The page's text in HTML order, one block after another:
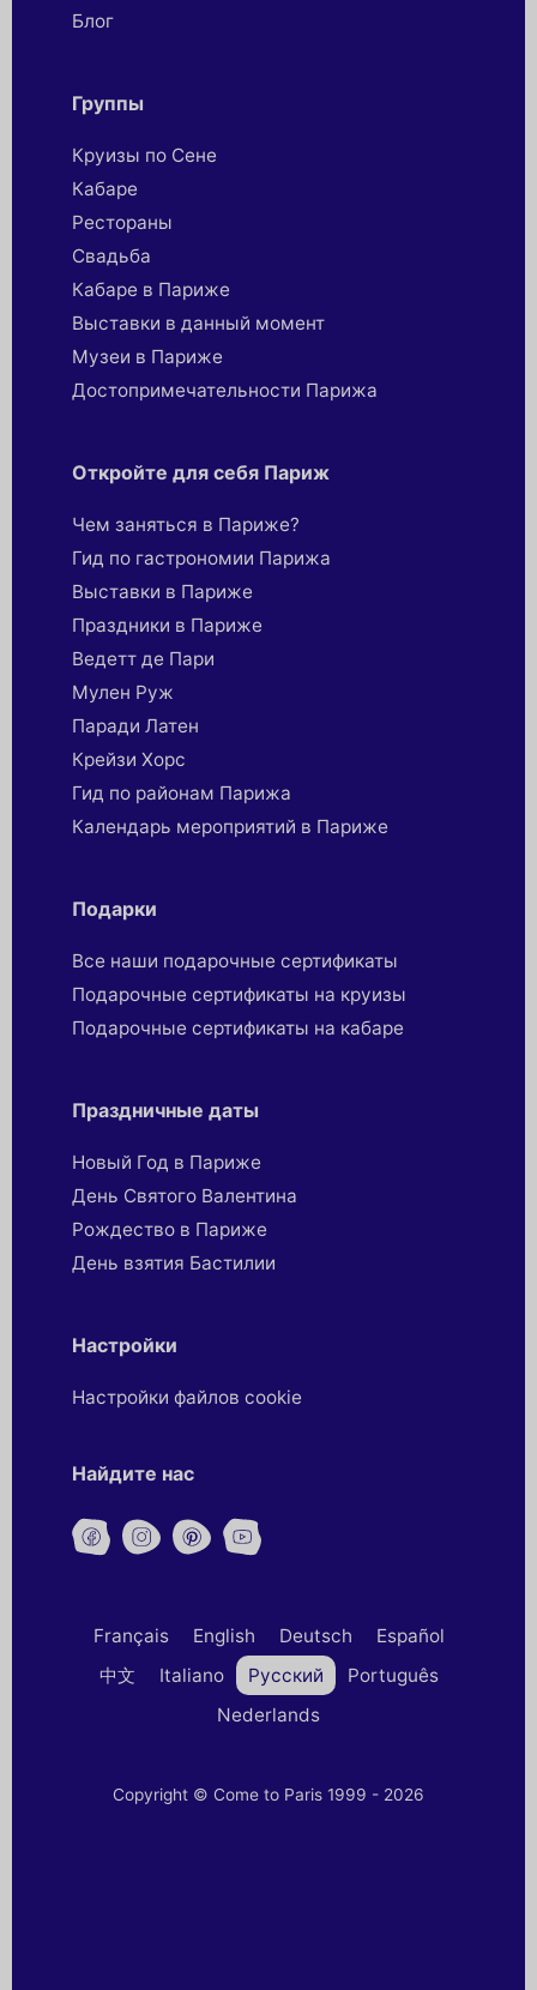
Блог
Группы
Круизы по Сене
Кабаре
Рестораны
Свадьба
Кабаре в Париже
Выставки в данный момент
Музеи в Париже
Достопримечательности Парижа
Откройте для себя Париж
Чем заняться в Париже?
Гид по гастрономии Парижа
Выставки в Париже
Праздники в Париже
Ведетт де Пари
Мулен Руж
Паради Латен
Крейзи Хорс
Гид по районам Парижа
Календарь мероприятий в Париже
Подарки
Все наши подарочные сертификаты
Подарочные сертификаты на круизы
Подарочные сертификаты на кабаре
Праздничные даты
Новый Год в Париже
День Святого Валентина
Рождество в Париже
День взятия Бастилии
Настройки
Настройки файлов cookie
Найдите нас
Français English Deutsch
Español
中文
Italiano Русский
Português
Nederlands
Copyright © Come to Paris 1999 - 2026